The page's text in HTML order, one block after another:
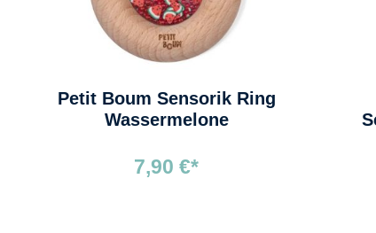
Petit Boum Sensorik Ring
Wassermelone
7,90 €*